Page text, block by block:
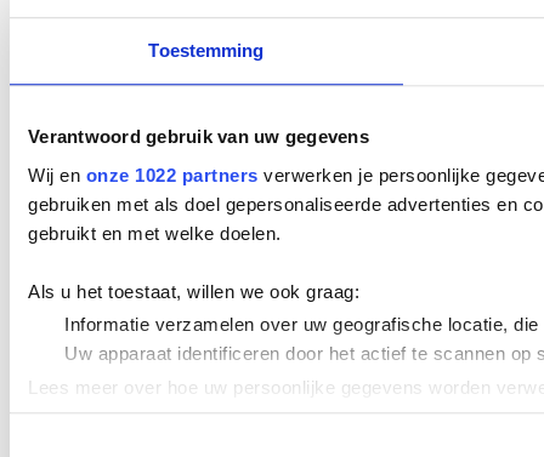
Toestemming
Verantwoord gebruik van uw gegevens
Wij en onze 1022 partners verwerken je persoonlijke
gebruiken met als doel gepersonaliseerde advertenties en
gebruikt en met welke doelen.
Als u het toestaat, willen we ook graag:
Informatie verzamelen over uw geografische locatie,
Uw apparaat identificeren door het actief te scannen op
Lees meer over hoe uw persoonlijke gegevens worden